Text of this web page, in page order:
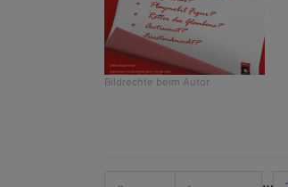
Bildrechte beim Autor
…